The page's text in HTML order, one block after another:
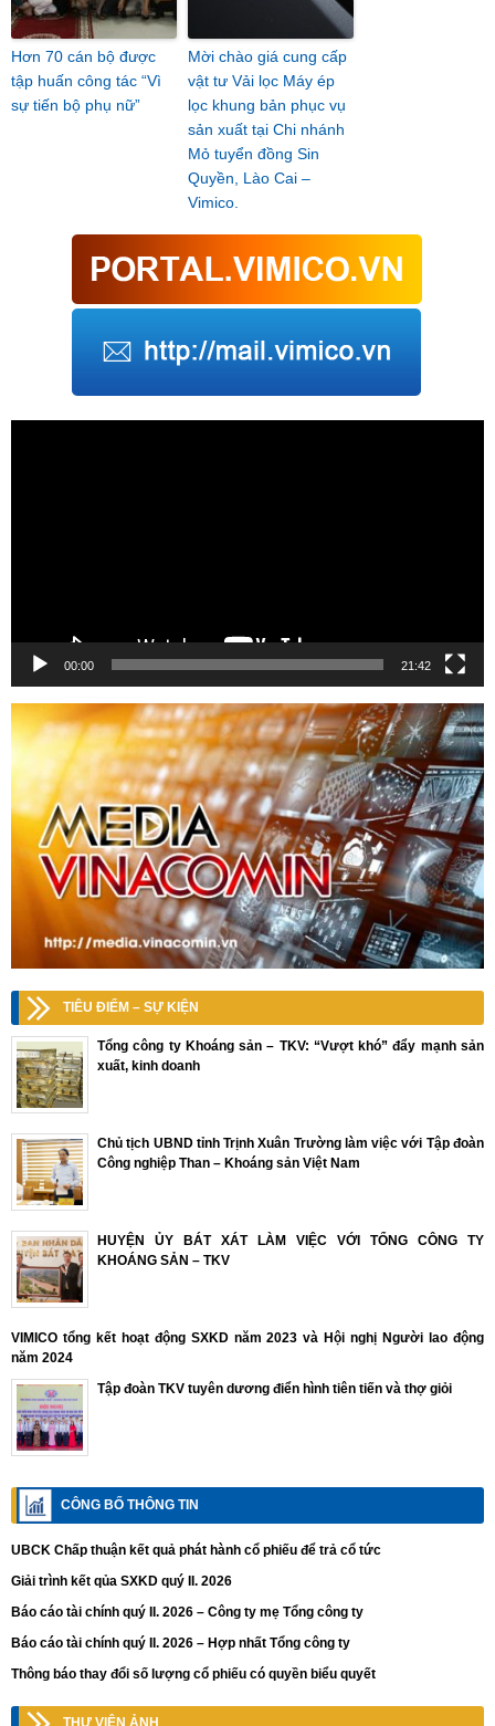
Hơn 70 cán bộ được
tập huấn công tác “Vì
sự tiến bộ phụ nữ”
Mời chào giá cung cấp
vật tư Vải lọc Máy ép
lọc khung bản phục vụ
sản xuất tại Chi nhánh
Mỏ tuyển đồng Sin
Quyền, Lào Cai –
Vimico.
00:00 21:42
TIÊU ĐIỂM – SỰ KIỆN
Tổng công ty Khoáng sản – TKV: “Vượt khó” đẩy mạnh sản
xuất, kinh doanh
Chủ tịch UBND tỉnh Trịnh Xuân Trường làm việc với Tập đoàn
Công nghiệp Than – Khoáng sản Việt Nam
HUYỆN ỦY BÁT XÁT LÀM VIỆC VỚI TỔNG CÔNG TY
KHOÁNG SẢN – TKV
VIMICO tổng kết hoạt động SXKD năm 2023 và Hội nghị Người lao động
năm 2024
Tập đoàn TKV tuyên dương điển hình tiên tiến và thợ giỏi
CÔNG BỐ THÔNG TIN
UBCK Chấp thuận kết quả phát hành cổ phiếu để trả cổ tức
Giải trình kết qủa SXKD quý II. 2026
Báo cáo tài chính quý II. 2026 – Công ty mẹ Tổng công ty
Báo cáo tài chính quý II. 2026 – Hợp nhất Tổng công ty
Thông báo thay đổi số lượng cổ phiếu có quyền biểu quyết